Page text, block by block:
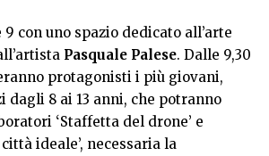
con uno spazio dedicato all’arte
Pasquale Palese. Dalle 9,30
protagonisti i più giovani,
dagli 8 ai 13 anni, che potranno
‘Staffetta del drone’ e
ideale’, necessaria la